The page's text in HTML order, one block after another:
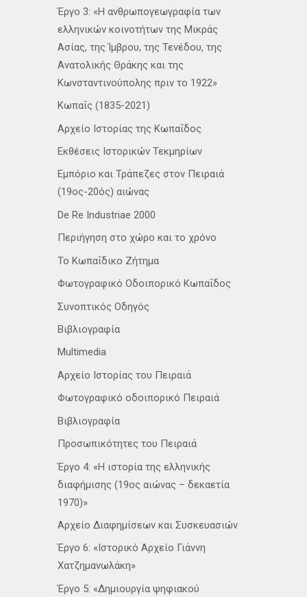
Έργο 3: «Η ανθρωπογεωγραφία των
ελληνικών κοινοτήτων της Μικράς
Ασίας, της Ίμβρου, της Τενέδου, της
Ανατολικής Θράκης και της
Κωνσταντινούπολης πριν το 1922»
Κωπαΐς (1835-2021)
Αρχείο Ιστορίας της Κωπαΐδος
Εκθέσεις Ιστορικών Τεκμηρίων
Εμπόριο και Τράπεζες στον Πειραιά
(19ος-20ός) αιώνας
De Re Industriae 2000
Περιήγηση στο χώρο και το χρόνο
Το Κωπαΐδικο Ζήτημα
Φωτογραφικό Οδοιπορικό Κωπαΐδος
Συνοπτικός Οδηγός
Βιβλιογραφία
Multimedia
Αρχείο Ιστορίας του Πειραιά
Φωτογραφικό οδοιπορικό Πειραιά
Βιβλιογραφία
Προσωπικότητες του Πειραιά
Έργο 4: «Η ιστορία της ελληνικής
διαφήμισης (19ος αιώνας – δεκαετία
1970)»
Αρχείο Διαφημίσεων και Συσκευασιών
Έργο 6: «Ιστορικό Αρχείο Γιάννη
Χατζημανωλάκη»
Έργο 5: «Δημιουργία ψηφιακού